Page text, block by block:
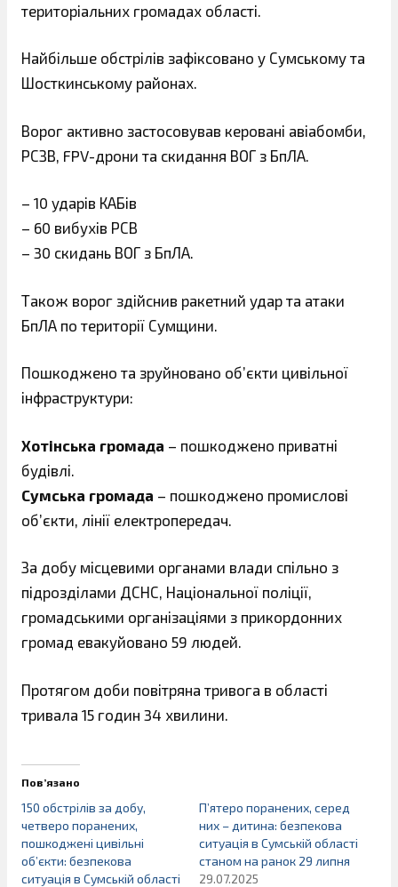
територіальних громадах області.
Найбільше обстрілів зафіксовано у Сумському та
Шосткинському районах.
Ворог активно застосовував керовані авіабомби,
РСЗВ, FPV-дрони та скидання ВОГ з БпЛА.
– 10 ударів КАБів
– 60 вибухів РСВ
– 30 скидань ВОГ з БпЛА.
Також ворог здійснив ракетний удар та атаки
БпЛА по території Сумщини.
Пошкоджено та зруйновано об’єкти цивільної
інфраструктури:
Хотінська громада – пошкоджено приватні
будівлі.
Сумська громада – пошкоджено промислові
обʼєкти, лінії електропередач.
За добу місцевими органами влади спільно з
підрозділами ДСНС, Національної поліції,
громадськими організаціями з прикордонних
громад евакуйовано 59 людей.
Протягом доби повітряна тривога в області
тривала 15 годин 34 хвилини.
Пов’язано
150 обстрілів за добу,
четверо поранених,
пошкоджені цивільні
об’єкти: безпекова
ситуація в Сумській області
П’ятеро поранених, серед
них – дитина: безпекова
ситуація в Сумській області
станом на ранок 29 липня
29.07.2025